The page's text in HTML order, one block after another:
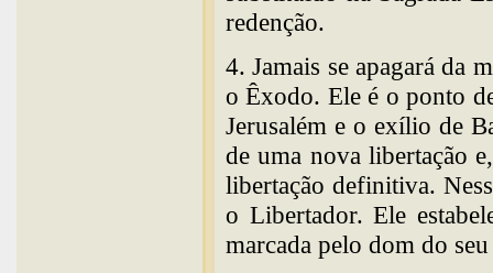
redenção.
4. Jamais se apagará da
o Êxodo. Ele é o ponto
Jerusalém e o exílio de
de uma nova libertação
libertação definitiva.
o Libertador. Ele
marcada pelo dom do